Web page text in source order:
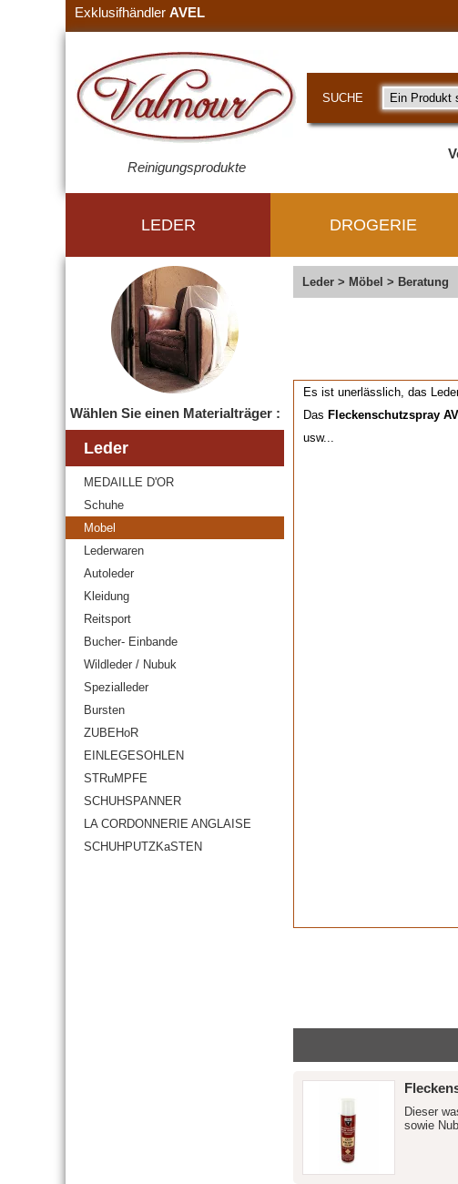
Exklusifhändler AVEL
Reinigungsprodukte
SUCHE
LEDER DROGERIE
Wählen Sie einen Materialträger :
Leder
MEDAILLE D'OR
Schuhe
Mobel
Lederwaren
Autoleder
Kleidung
Reitsport
Bucher- Einbande
Wildleder / Nubuk
Spezialleder
Bursten
ZUBEHoR
EINLEGESOHLEN
STRuMPFE
SCHUHSPANNER
LA CORDONNERIE ANGLAISE
SCHUHPUTZKaSTEN
Leder > Möbel > Beratung
Es ist unerlässlich, das
Das Fleckenschutzspray
usw...
Dieser
sowie